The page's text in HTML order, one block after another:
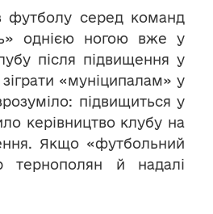
футболу серед команд
однією ногою вже у
після підвищення у
«муніципалам» у
підвищиться у
керівництво клубу на
Якщо «футбольний
тернополян й надалі